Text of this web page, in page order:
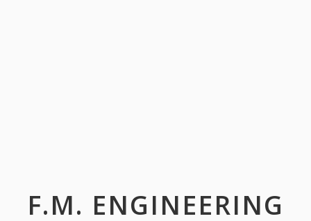
F.M. ENGINEERING